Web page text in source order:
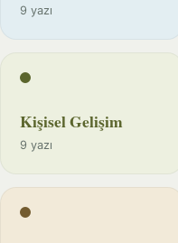
9 yazı
Kişisel Gelişim
9 yazı